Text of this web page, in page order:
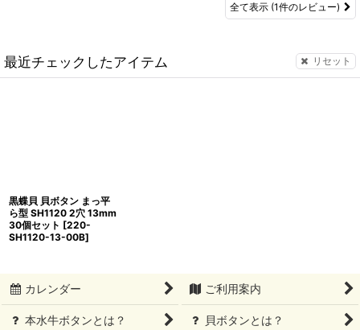
全て表示 (1件のレビュー)
最近チェックしたアイテム リセット
黒蝶貝 貝ボタン まっ平
ら型 SH1120 2穴 13mm
30個セット [220-
SH1120-13-00B]
カレンダー ご利用案内
本水牛ボタンとは？ 貝ボタンとは？